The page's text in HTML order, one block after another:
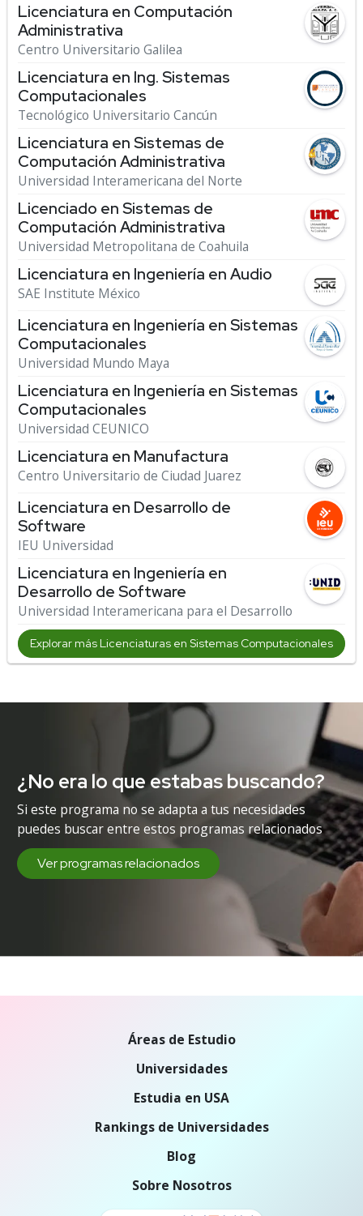
Licenciatura en Computación
Administrativa
Centro Universitario Galilea
Licenciatura en Ing. Sistemas
Computacionales
Tecnológico Universitario Cancún
Licenciatura en Sistemas de
Computación Administrativa
Universidad Interamericana del Norte
Licenciado en Sistemas de
Computación Administrativa
Universidad Metropolitana de Coahuila
Licenciatura en Ingeniería en Audio
SAE Institute México
Licenciatura en Ingeniería en Sistemas
Computacionales
Universidad Mundo Maya
Licenciatura en Ingeniería en Sistemas
Computacionales
Universidad CEUNICO
Licenciatura en Manufactura
Centro Universitario de Ciudad Juarez
Licenciatura en Desarrollo de
Software
IEU Universidad
Licenciatura en Ingeniería en
Desarrollo de Software
Universidad Interamericana para el Desarrollo
Explorar más Licenciaturas en Sistemas Computacionales
¿No era lo que estabas buscando?
Si este programa no se adapta a tus necesidades
puedes buscar entre estos programas relacionados
Ver programas relacionados
Áreas de Estudio
Universidades
Estudia en USA
Rankings de Universidades
Blog
Sobre Nosotros